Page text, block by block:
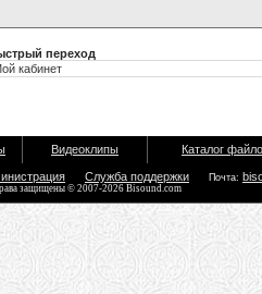
переход
Видеоклипы Каталог
Служба поддержки Почта:
защищены © 2007-2026 Bisound.com